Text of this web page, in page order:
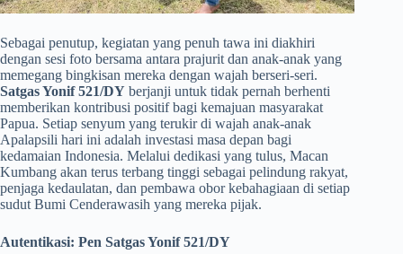
​Sebagai penutup, kegiatan yang penuh tawa ini diakhiri
dengan sesi foto bersama antara prajurit dan anak-anak yang
memegang bingkisan mereka dengan wajah berseri-seri.
Satgas Yonif 521/DY berjanji untuk tidak pernah berhenti
memberikan kontribusi positif bagi kemajuan masyarakat
Papua. Setiap senyum yang terukir di wajah anak-anak
Apalapsili hari ini adalah investasi masa depan bagi
kedamaian Indonesia. Melalui dedikasi yang tulus, Macan
Kumbang akan terus terbang tinggi sebagai pelindung rakyat,
penjaga kedaulatan, dan pembawa obor kebahagiaan di setiap
sudut Bumi Cenderawasih yang mereka pijak.
Autentikasi: Pen Satgas Yonif 521/DY